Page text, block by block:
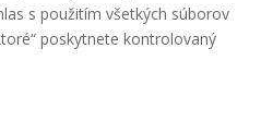
s použitím všetkých súborov
poskytnete kontrolovaný